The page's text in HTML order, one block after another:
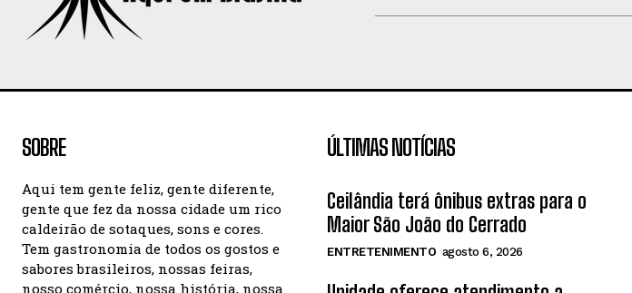
SOBRE
Aqui tem gente feliz, gente diferente,
gente que fez da nossa cidade um rico
caldeirão de sotaques, sons e cores.
Tem gastronomia de todos os gostos e
sabores brasileiros, nossas feiras,
nosso comércio, nossa história, nossa
ÚLTIMAS NOTÍCIAS
Ceilândia terá ônibus extras para o
Maior São João do Cerrado
ENTRETENIMENTO agosto 6, 2026